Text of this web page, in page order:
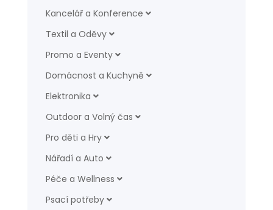
Kancelář a Konference
Textil a Oděvy
Promo a Eventy
Domácnost a Kuchyně
Elektronika
Outdoor a Volný čas
Pro děti a Hry
Nářadí a Auto
Péče a Wellness
Psací potřeby